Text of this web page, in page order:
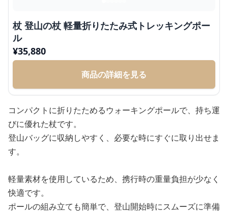
杖 登山の杖 軽量折りたたみ式トレッキングポー
ル
¥35,880
商品の詳細を見る
コンパクトに折りたためるウォーキングポールで、持ち運
びに優れた杖です。
登山バッグに収納しやすく、必要な時にすぐに取り出せま
す。
軽量素材を使用しているため、携行時の重量負担が少なく
快適です。
ポールの組み立ても簡単で、登山開始時にスムーズに準備